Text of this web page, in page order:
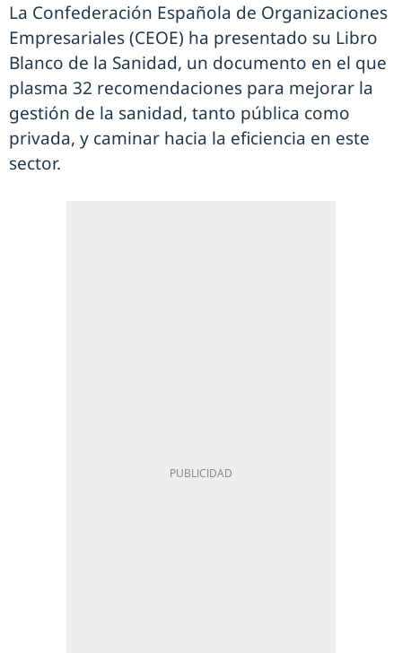
La Confederación Española de Organizaciones
Empresariales (CEOE) ha presentado su Libro
Blanco de la Sanidad, un documento en el que
plasma 32 recomendaciones para mejorar la
gestión de la sanidad, tanto pública como
privada, y caminar hacia la eficiencia en este
sector.